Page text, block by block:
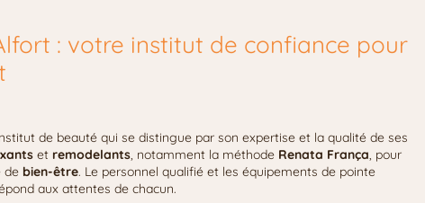
: votre institut de confiance pour
de beauté qui se distingue par son expertise et la qualité de ses
et remodelants, notamment la méthode Renata França, pour
de bien-être. Le personnel qualifié et les équipements de pointe
aux attentes de chacun.